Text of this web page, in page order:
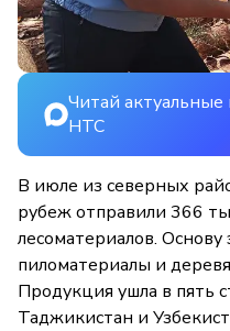
Читай актуальные
НТС
В июле из северных
рубеж отправили 366
лесоматериалов. Основу
пиломатериалы и
Продукция ушла в пять
Таджикистан и